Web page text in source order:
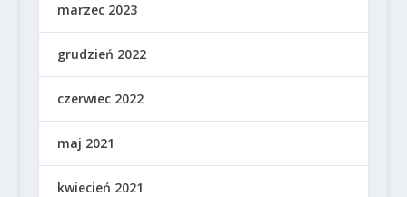
marzec 2023
grudzień 2022
czerwiec 2022
maj 2021
kwiecień 2021